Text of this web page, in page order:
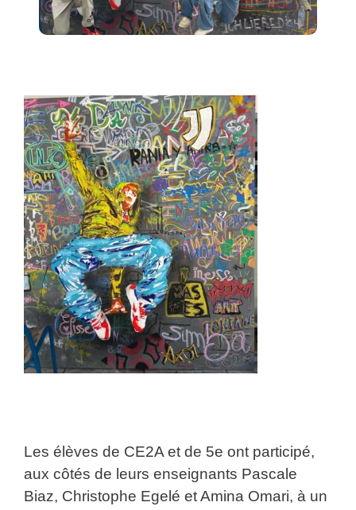
Les élèves de CE2A et de 5e ont participé,
aux côtés de leurs enseignants Pascale
Biaz, Christophe Egelé et Amina Omari, à un